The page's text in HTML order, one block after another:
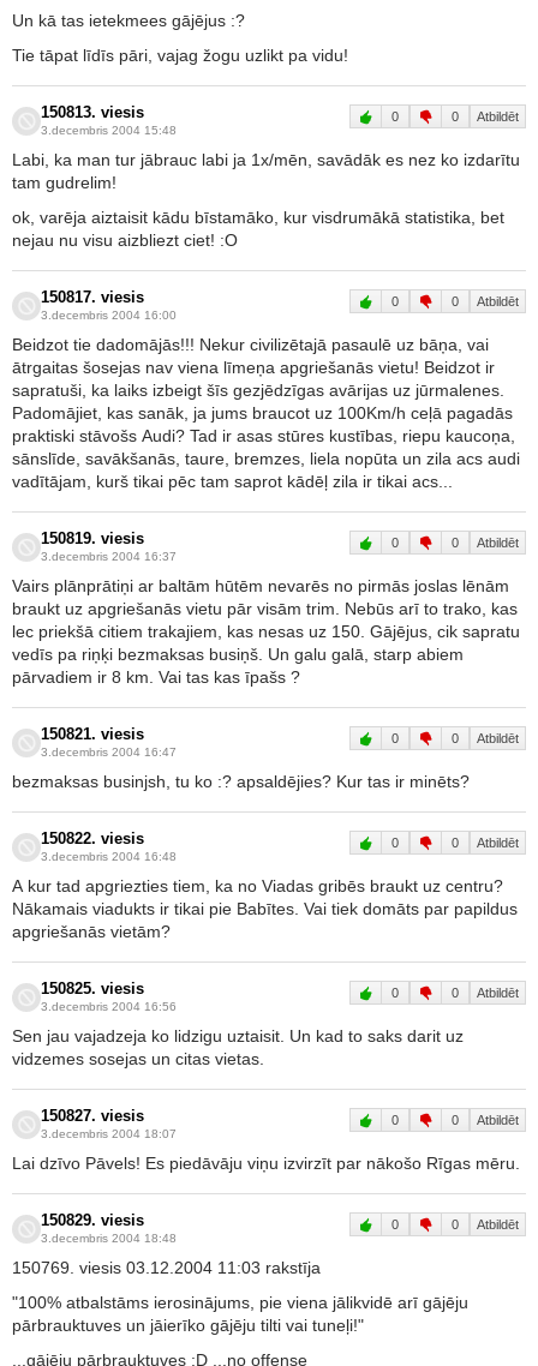
Un kā tas ietekmees gājējus :?
Tie tāpat līdīs pāri, vajag žogu uzlikt pa vidu!
150813. viesis
3.decembris 2004 15:48
0 0 Atbildēt
Labi, ka man tur jābrauc labi ja 1x/mēn, savādāk es nez ko izdarītu
tam gudrelim!
ok, varēja aiztaisit kādu bīstamāko, kur visdrumākā statistika, bet
nejau nu visu aizbliezt ciet! :O
150817. viesis
3.decembris 2004 16:00
0 0 Atbildēt
Beidzot tie dadomājās!!! Nekur civilizētajā pasaulē uz bāņa, vai
ātrgaitas šosejas nav viena līmeņa apgriešanās vietu! Beidzot ir
sapratuši, ka laiks izbeigt šīs gezjēdzīgas avārijas uz jūrmalenes.
Padomājiet, kas sanāk, ja jums braucot uz 100Km/h ceļā pagadās
praktiski stāvošs Audi? Tad ir asas stūres kustības, riepu kaucoņa,
sānslīde, savākšanās, taure, bremzes, liela nopūta un zila acs audi
vadītājam, kurš tikai pēc tam saprot kādēļ zila ir tikai acs...
150819. viesis
3.decembris 2004 16:37
0 0 Atbildēt
Vairs plānprātiņi ar baltām hūtēm nevarēs no pirmās joslas lēnām
braukt uz apgriešanās vietu pār visām trim. Nebūs arī to trako, kas
lec priekšā citiem trakajiem, kas nesas uz 150. Gājējus, cik sapratu
vedīs pa riņķi bezmaksas busiņš. Un galu galā, starp abiem
pārvadiem ir 8 km. Vai tas kas īpašs ?
150821. viesis
3.decembris 2004 16:47
0 0 Atbildēt
bezmaksas businjsh, tu ko :? apsaldējies? Kur tas ir minēts?
150822. viesis
3.decembris 2004 16:48
0 0 Atbildēt
A kur tad apgriezties tiem, ka no Viadas gribēs braukt uz centru?
Nākamais viadukts ir tikai pie Babītes. Vai tiek domāts par papildus
apgriešanās vietām?
150825. viesis
3.decembris 2004 16:56
0 0 Atbildēt
Sen jau vajadzeja ko lidzigu uztaisit. Un kad to saks darit uz
vidzemes sosejas un citas vietas.
150827. viesis
3.decembris 2004 18:07
0 0 Atbildēt
Lai dzīvo Pāvels! Es piedāvāju viņu izvirzīt par nākošo Rīgas mēru.
150829. viesis
3.decembris 2004 18:48
0 0 Atbildēt
150769. viesis 03.12.2004 11:03 rakstīja
"100% atbalstāms ierosinājums, pie viena jālikvidē arī gājēju
pārbrauktuves un jāierīko gājēju tilti vai tuneļi!"
...gājēju pārbrauktuves :D ...no offense